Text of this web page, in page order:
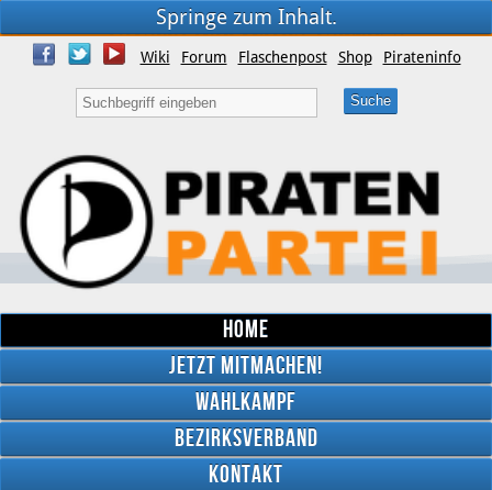
Springe zum Inhalt.
Wiki Forum Flaschenpost Shop Pirateninfo
Home
Jetzt mitmachen!
Wahlkampf
Bezirksverband
Kontakt